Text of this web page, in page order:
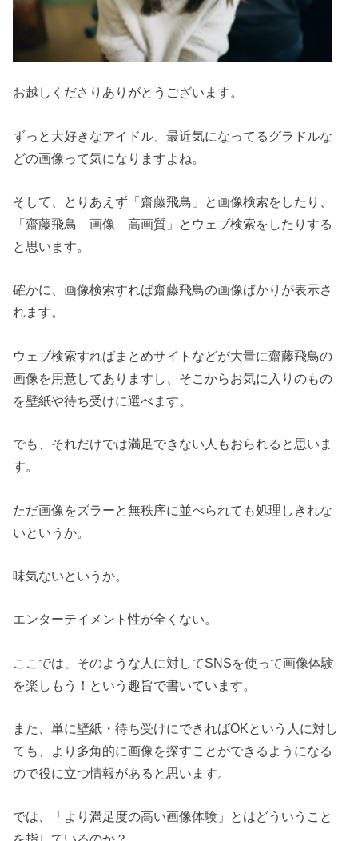
お越しくださりありがとうございます。
ずっと大好きなアイドル、最近気になってるグラドルな
どの画像って気になりますよね。
そして、とりあえず「齋藤飛鳥」と画像検索をしたり、
「齋藤飛鳥 画像 高画質」とウェブ検索をしたりする
と思います。
確かに、画像検索すれば齋藤飛鳥の画像ばかりが表示さ
れます。
ウェブ検索すればまとめサイトなどが大量に齋藤飛鳥の
画像を用意してありますし、そこからお気に入りのもの
を壁紙や待ち受けに選べます。
でも、それだけでは満足できない人もおられると思いま
す。
ただ画像をズラーと無秩序に並べられても処理しきれな
いというか。
味気ないというか。
エンターテイメント性が全くない。
ここでは、そのような人に対してSNSを使って画像体験
を楽しもう！という趣旨で書いています。
また、単に壁紙・待ち受けにできればOKという人に対し
ても、より多角的に画像を探すことができるようになる
ので役に立つ情報があると思います。
では、「より満足度の高い画像体験」とはどういうこと